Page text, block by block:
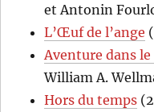
et Antonin
L’Œuf de l’ange
Aventure dans
William A.
Hors du temps